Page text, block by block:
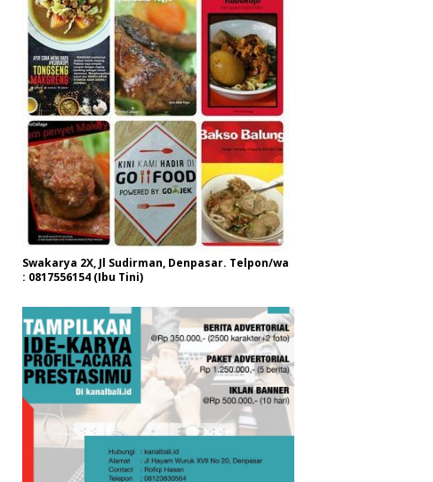
Swakarya 2X, Jl Sudirman, Denpasar. Telpon/wa
: 0817556154 (Ibu Tini)